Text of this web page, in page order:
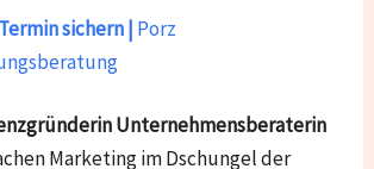
sichern | Porz
Unternehmensberaterin
Marketing im Dschungel der